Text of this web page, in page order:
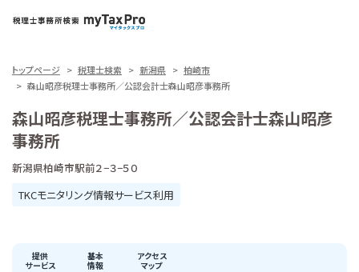
トップページ 税理士検索 新潟県
柏崎市
森山昭彦税理士事務所／公認会計士森山昭彦事務所
森山昭彦税理士事務所／公認会計士森山昭彦
事務所
新潟県柏崎市駅前２−３−５０
TKCモニタリング情報サービス利用
提供
サービス
基本
情報
アクセス
マップ